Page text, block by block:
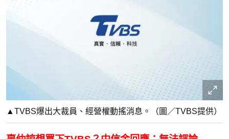
▲TVBS爆出大裁員、經營權動搖消息。（圖／TVBS提供）